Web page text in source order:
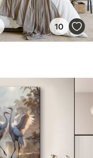
10